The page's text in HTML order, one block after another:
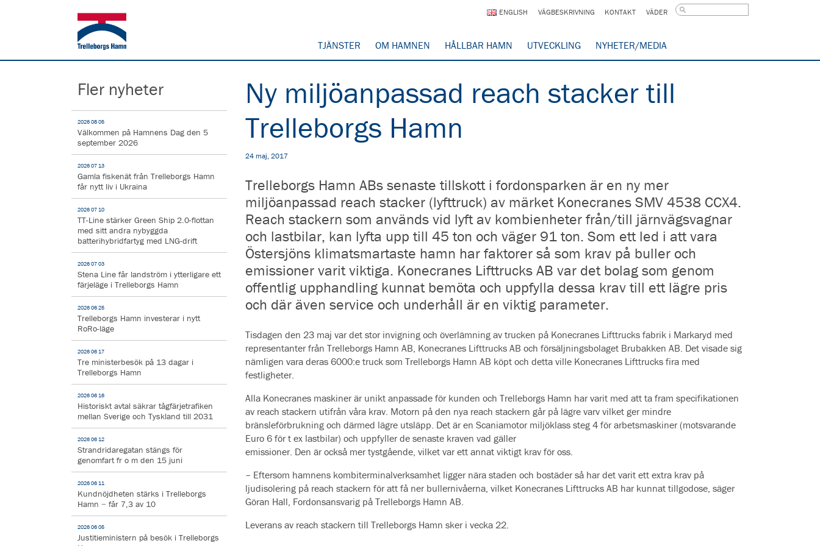
ENGLISH VÄGBESKRIVNING KONTAKT VÄDER
TJÄNSTER OM HAMNEN HÅLLBAR HAMN UTVECKLING NYHETER/MEDIA
Fler nyheter
2026 08 05
Välkommen på Hamnens Dag den 5
september 2026
2026 07 13
Gamla fiskenät från Trelleborgs Hamn
får nytt liv i Ukraina
2026 07 10
TT-Line stärker Green Ship 2.0-flottan
med sitt andra nybyggda
batterihybridfartyg med LNG-drift
2026 07 03
Stena Line får landström i ytterligare ett
färjeläge i Trelleborgs Hamn
2026 06 25
Trelleborgs Hamn investerar i nytt
RoRo-läge
2026 06 17
Tre ministerbesök på 13 dagar i
Trelleborgs Hamn
2026 06 16
Historiskt avtal säkrar tågfärjetrafiken
mellan Sverige och Tyskland till 2031
2026 06 12
Strandridaregatan stängs för
genomfart fr o m den 15 juni
2026 06 11
Kundnöjdheten stärks i Trelleborgs
Hamn − får 7,3 av 10
2026 06 05
Justitieministern på besök i Trelleborgs
Ny miljöanpassad reach stacker till
Trelleborgs Hamn
24 maj, 2017
Trelleborgs Hamn ABs senaste tillskott i fordonsparken är en ny mer
miljöanpassad reach stacker (lyfttruck) av märket Konecranes SMV 4538 CCX4.
Reach stackern som används vid lyft av kombienheter från/till järnvägsvagnar
och lastbilar, kan lyfta upp till 45 ton och väger 91 ton. Som ett led i att vara
Östersjöns klimatsmartaste hamn har faktorer så som krav på buller och
emissioner varit viktiga. Konecranes Lifttrucks AB var det bolag som genom
offentlig upphandling kunnat bemöta och uppfylla dessa krav till ett lägre pris
och där även service och underhåll är en viktig parameter.
Tisdagen den 23 maj var det stor invigning och överlämning av trucken på Konecranes Lifttrucks fabrik i Markaryd med
representanter från Trelleborgs Hamn AB, Konecranes Lifttrucks AB och försäljningsbolaget Brubakken AB. Det visade sig
nämligen vara deras 6000:e truck som Trelleborgs Hamn AB köpt och detta ville Konecranes Lifttrucks fira med
festligheter.
Alla Konecranes maskiner är unikt anpassade för kunden och Trelleborgs Hamn har varit med att ta fram specifikationen
av reach stackern utifrån våra krav. Motorn på den nya reach stackern går på lägre varv vilket ger mindre
bränsleförbrukning och därmed lägre utsläpp. Det är en Scaniamotor miljöklass steg 4 för arbetsmaskiner (motsvarande
Euro 6 för t ex lastbilar) och uppfyller de senaste kraven vad gäller
emissioner. Den är också mer tystgående, vilket var ett annat viktigt krav för oss.
– Eftersom hamnens kombiterminalverksamhet ligger nära staden och bostäder så har det varit ett extra krav på
ljudisolering på reach stackern för att få ner bullernivåerna, vilket Konecranes Lifttrucks AB har kunnat tillgodose, säger
Göran Hall, Fordonsansvarig på Trelleborgs Hamn AB.
Leverans av reach stackern till Trelleborgs Hamn sker i vecka 22.